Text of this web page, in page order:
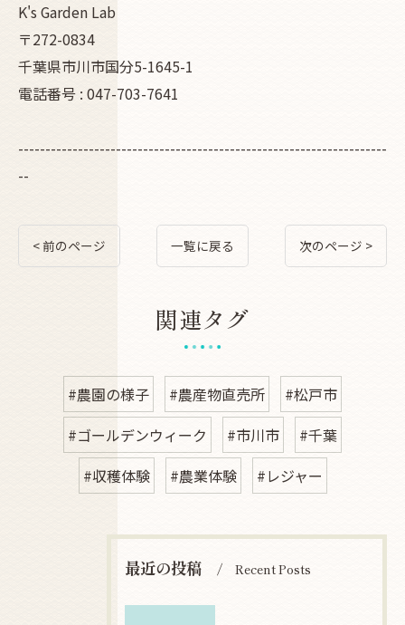
K's Garden Lab
〒272-0834
千葉県市川市国分5-1645-1
電話番号 : 047-703-7641
--------------------------------------------------------------------
--
< 前のページ 一覧に戻る 次のページ >
関連タグ
#農園の様子 #農産物直売所
#松戸市
#ゴールデンウィーク
#市川市
#千葉
#収穫体験
#農業体験 #レジャー
最近の投稿 Recent Posts